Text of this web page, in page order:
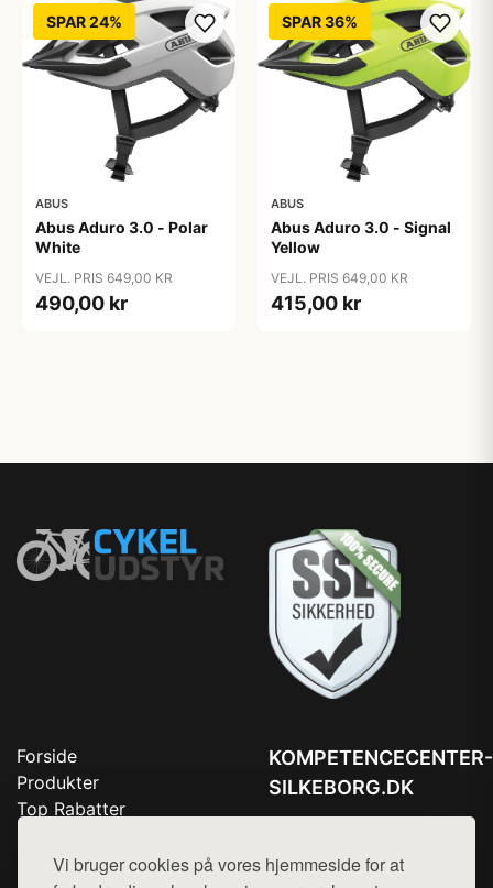
Vi bruger cookies på vores hjemmeside for at
SPAR 24%
ABUS
Abus Aduro 3.0 - Polar
White
VEJL. PRIS 649,00 KR
490,00 kr
SPAR 36%
ABUS
Abus Aduro 3.0 - Signal
Yellow
VEJL. PRIS 649,00 KR
415,00 kr
Forside
Produkter
Top Rabatter
Kontakt
KOMPETENCECENTER-
SILKEBORG.DK
Mail:hej@want.dk